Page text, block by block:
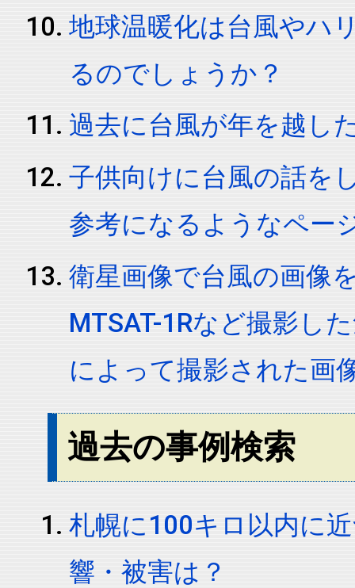
地球温暖化は台風やハ
るのでしょうか？
過去に台風が年を越し
子供向けに台風の話を
参考になるようなペー
衛星画像で台風の画像
MTSAT-1Rなど撮影し
によって撮影された画
過去の事例検索
札幌に100キロ以内に
響・被害は？